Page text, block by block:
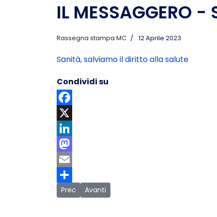
IL
Rassegna stampa MC 12 Aprile 2023
Sanità, salviamo il diritto alla salute
Condividi su
Facebook
X
LinkedIn
Mastodon
Email
Share
Articolo precedente: MONDO MOBILE - TIM,
Prec Articolo successivo: CORRIERE
Avanti